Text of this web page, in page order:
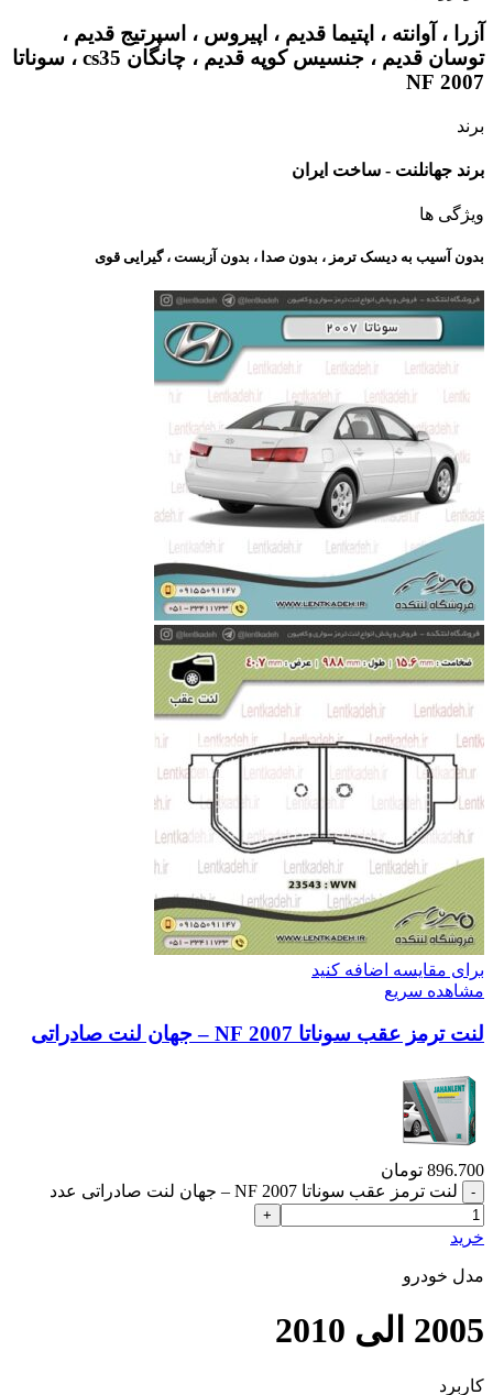
آزرا ، آوانته ، اپتیما قدیم ، اپیروس ، اسپرتیج قدیم ،
توسان قدیم ، جنسیس کوپه قدیم ، چانگان cs35 ، سوناتا
2007 NF
برند
برند جهانلنت - ساخت ایران
ویژگی ها
بدون آسیب به دیسک ترمز ، بدون صدا ، بدون آزبست ، گیرایی قوی​
برای مقایسه اضافه کنید
مشاهده سریع
لنت ترمز عقب سوناتا 2007 NF – جهان لنت صادراتی
896.700 تومان
لنت ترمز عقب سوناتا 2007 NF – جهان لنت صادراتی عدد
خرید
مدل خودرو
2005 الی 2010
کاربرد